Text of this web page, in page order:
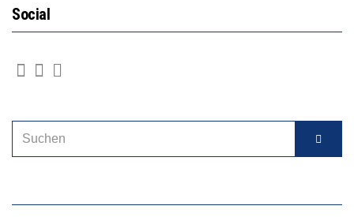
Social